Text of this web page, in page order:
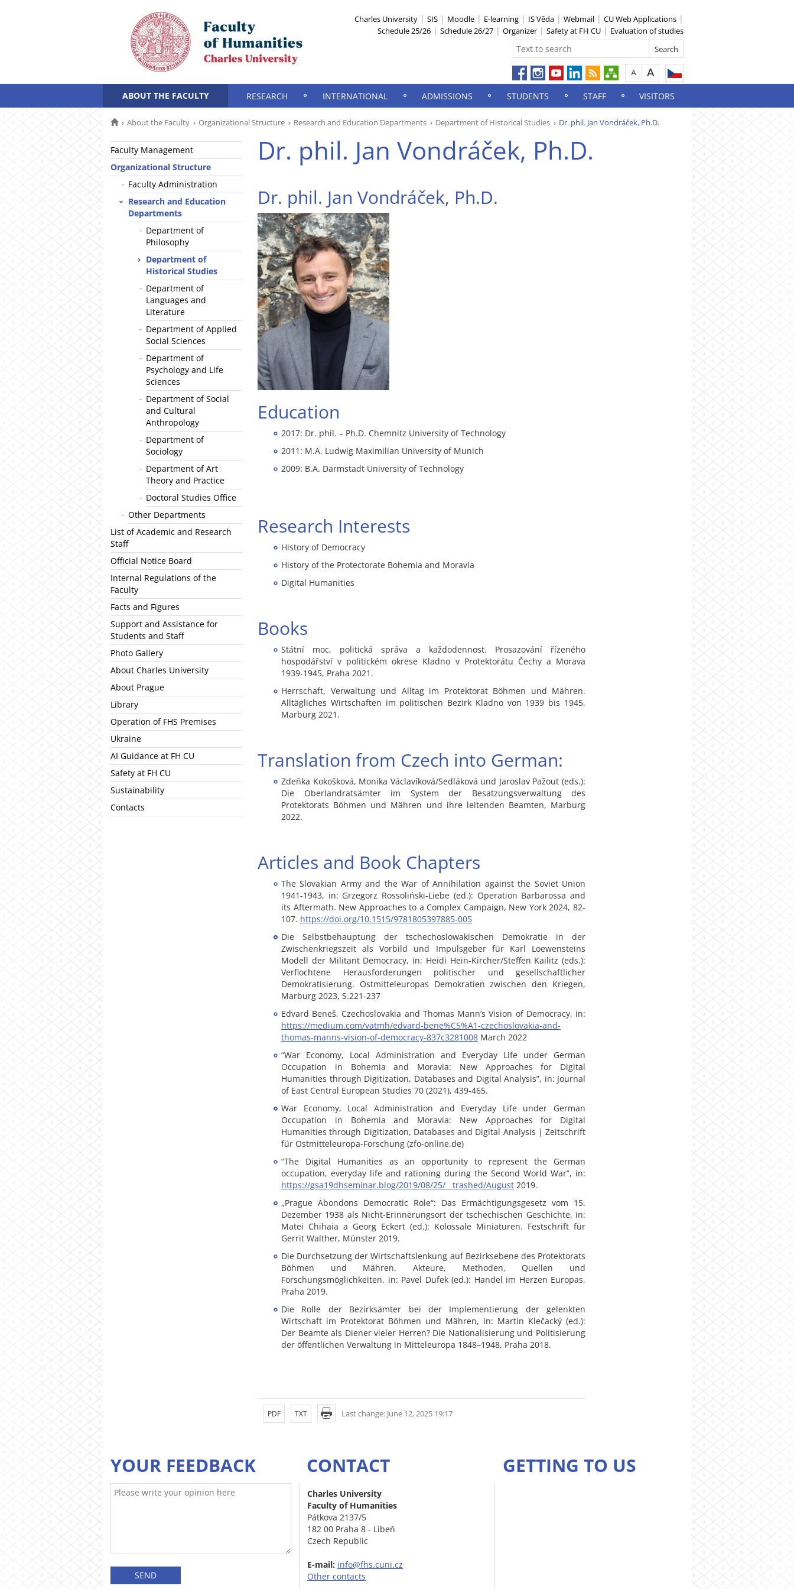
Charles University SIS Moodle E-learning IS Věda Webmail
CU Web Applications
Schedule 25/26
Schedule 26/27 Organizer Safety at FH CU Evaluation of studies
ABOUT THE FACULTY RESEARCH INTERNATIONAL ADMISSIONS STUDENTS STAFF VISITORS
About the Faculty Organizational Structure Research and Education Departments Department of Historical Studies Dr. phil. Jan Vondráček, Ph.D.
Faculty Management
Organizational Structure
Faculty Administration
Research and Education
Departments
Department of
Philosophy
Department of
Historical Studies
Department of
Languages and
Literature
Department of Applied
Social Sciences
Department of
Psychology and Life
Sciences
Department of Social
and Cultural
Anthropology
Department of
Sociology
Department of Art
Theory and Practice
Doctoral Studies Office
Other Departments
List of Academic and Research
Staff
Official Notice Board
Internal Regulations of the
Faculty
Facts and Figures
Support and Assistance for
Students and Staff
Photo Gallery
About Charles University
About Prague
Library
Operation of FHS Premises
Ukraine
AI Guidance at FH CU
Safety at FH CU
Sustainability
Contacts
Dr. phil. Jan Vondráček, Ph.D.
Dr. phil. Jan Vondráček, Ph.D.
Education
2017: Dr. phil. – Ph.D. Chemnitz University of Technology
2011: M.A. Ludwig Maximilian University of Munich
2009: B.A. Darmstadt University of Technology
Research Interests
History of Democracy
History of the Protectorate Bohemia and Moravia
Digital Humanities
Books
Státní moc, politická správa a každodennost. Prosazování řízeného
hospodářství v politickém okrese Kladno v Protektorátu Čechy a Morava
1939-1945, Praha 2021.
Herrschaft, Verwaltung und Alltag im Protektorat Böhmen und Mähren.
Alltägliches Wirtschaften im politischen Bezirk Kladno von 1939 bis 1945,
Marburg 2021.
Translation from Czech into German:
Zdeňka Kokošková, Monika Václavíková/Sedláková und Jaroslav Pažout (eds.):
Die Oberlandratsämter im System der Besatzungsverwaltung des
Protektorats Böhmen und Mähren und ihre leitenden Beamten, Marburg
2022.
Articles and Book Chapters
The Slovakian Army and the War of Annihilation against the Soviet Union
1941-1943, in: Grzegorz Rossoliński-Liebe (ed.): Operation Barbarossa and
its Aftermath. New Approaches to a Complex Campaign, New York 2024, 82-
107. https://doi.org/10.1515/9781805397885-005
Die Selbstbehauptung der tschechoslowakischen Demokratie in der
Zwischenkriegszeit als Vorbild und Impulsgeber für Karl Loewensteins
Modell der Militant Democracy, in: Heidi Hein-Kircher/Steffen Kailitz (eds.):
Verflochtene Herausforderungen politischer und gesellschaftlicher
Demokratisierung. Ostmitteleuropas Demokratien zwischen den Kriegen,
Marburg 2023, S.221-237
Edvard Beneš, Czechoslovakia and Thomas Mann’s Vision of Democracy, in:
https://medium.com/vatmh/edvard-bene%C5%A1-czechoslovakia-and-
thomas-manns-vision-of-democracy-837c3281008 March 2022
“War Economy, Local Administration and Everyday Life under German
Occupation in Bohemia and Moravia: New Approaches for Digital
Humanities through Digitization, Databases and Digital Analysis”, in: Journal
of East Central European Studies 70 (2021), 439-465.
War Economy, Local Administration and Everyday Life under German
Occupation in Bohemia and Moravia: New Approaches for Digital
Humanities through Digitization, Databases and Digital Analysis | Zeitschrift
für Ostmitteleuropa-Forschung (zfo-online.de)
“The Digital Humanities as an opportunity to represent the German
occupation, everyday life and rationing during the Second World War”, in:
https://gsa19dhseminar.blog/2019/08/25/__trashed/August 2019.
„Prague Abondons Democratic Role“: Das Ermächtigungsgesetz vom 15.
Dezember 1938 als Nicht-Erinnerungsort der tschechischen Geschichte, in:
Matei Chihaia a Georg Eckert (ed.): Kolossale Miniaturen. Festschrift für
Gerrit Walther, Münster 2019.
Die Durchsetzung der Wirtschaftslenkung auf Bezirksebene des Protektorats
Böhmen und Mähren. Akteure, Methoden, Quellen und
Forschungsmöglichkeiten, in: Pavel Dufek (ed.): Handel im Herzen Europas,
Praha 2019.
Die Rolle der Bezirksämter bei der Implementierung der gelenkten
Wirtschaft im Protektorat Böhmen und Mähren, in: Martin Klečacký (ed.):
Der Beamte als Diener vieler Herren? Die Nationalisierung und Politisierung
der öffentlichen Verwaltung in Mitteleuropa 1848–1948, Praha 2018.
Last change: June 12, 2025 19:17
PDF TXT
YOUR FEEDBACK CONTACT
Charles University
Faculty of Humanities
Pátkova 2137/5
182 00 Praha 8 - Libeň
Czech Republic
E-mail: info@fhs.cuni.cz
Other contacts
GETTING TO US